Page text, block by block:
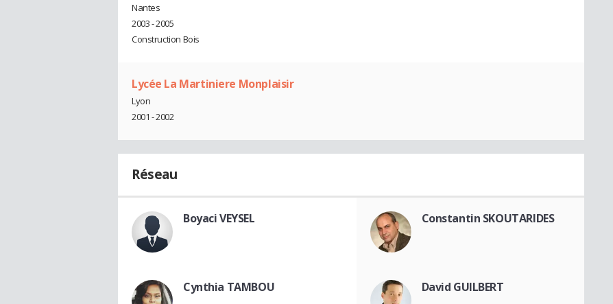
Nantes
2003 - 2005
Construction Bois
Lycée La Martiniere Monplaisir
Lyon
2001 - 2002
Réseau
Boyaci VEYSEL Constantin SKOUTARIDES
Cynthia TAMBOU David GUILBERT